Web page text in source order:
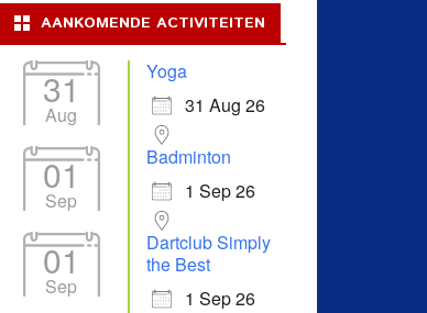
AANKOMENDE ACTIVITEITEN
31
Aug
Yoga
31 Aug 26
01
Sep
Badminton
1 Sep 26
01
Sep
Dartclub Simply
the Best
1 Sep 26